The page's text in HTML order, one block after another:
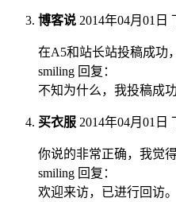
博客说 2014年04月01日
在A5和站长站投稿成功
smiling 回复：
不知为什么，我投稿成
买衣服 2014年04月01日
你说的非常正确，我觉
smiling 回复：
欢迎来访，已进行回访。